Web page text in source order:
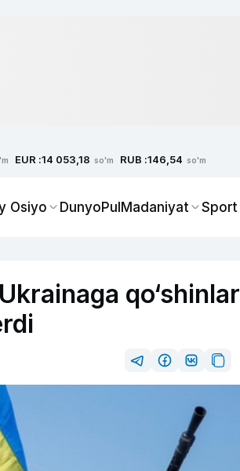
EUR :14 053,18 so'm RUB :146,54 so'm
Osiyo DunyoPulMadaniyat Sport
qo‘shinlar